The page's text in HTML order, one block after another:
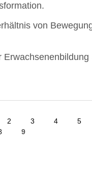
von
2 3 4
5
9